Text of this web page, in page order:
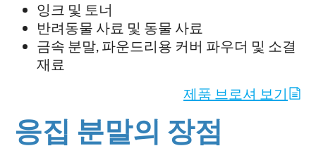
잉크 및 토너
반려동물 사료 및 동물 사료
금속 분말, 파운드리용 커버 파우더 및 소결
재료
제품 브로셔 보기
응집 분말의 장점